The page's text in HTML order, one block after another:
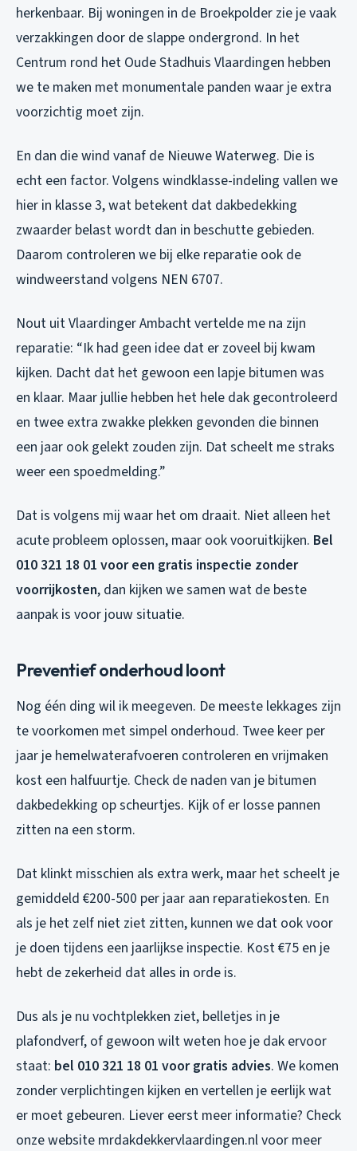
herkenbaar. Bij woningen in de Broekpolder zie je vaak
verzakkingen door de slappe ondergrond. In het
Centrum rond het Oude Stadhuis Vlaardingen hebben
we te maken met monumentale panden waar je extra
voorzichtig moet zijn.
En dan die wind vanaf de Nieuwe Waterweg. Die is
echt een factor. Volgens windklasse-indeling vallen we
hier in klasse 3, wat betekent dat dakbedekking
zwaarder belast wordt dan in beschutte gebieden.
Daarom controleren we bij elke reparatie ook de
windweerstand volgens NEN 6707.
Nout uit Vlaardinger Ambacht vertelde me na zijn
reparatie: “Ik had geen idee dat er zoveel bij kwam
kijken. Dacht dat het gewoon een lapje bitumen was
en klaar. Maar jullie hebben het hele dak gecontroleerd
en twee extra zwakke plekken gevonden die binnen
een jaar ook gelekt zouden zijn. Dat scheelt me straks
weer een spoedmelding.”
Dat is volgens mij waar het om draait. Niet alleen het
acute probleem oplossen, maar ook vooruitkijken. Bel
010 321 18 01 voor een gratis inspectie zonder
voorrijkosten, dan kijken we samen wat de beste
aanpak is voor jouw situatie.
Preventief onderhoud loont
Nog één ding wil ik meegeven. De meeste lekkages zijn
te voorkomen met simpel onderhoud. Twee keer per
jaar je hemelwaterafvoeren controleren en vrijmaken
kost een halfuurtje. Check de naden van je bitumen
dakbedekking op scheurtjes. Kijk of er losse pannen
zitten na een storm.
Dat klinkt misschien als extra werk, maar het scheelt je
gemiddeld €200-500 per jaar aan reparatiekosten. En
als je het zelf niet ziet zitten, kunnen we dat ook voor
je doen tijdens een jaarlijkse inspectie. Kost €75 en je
hebt de zekerheid dat alles in orde is.
Dus als je nu vochtplekken ziet, belletjes in je
plafondverf, of gewoon wilt weten hoe je dak ervoor
staat: bel 010 321 18 01 voor gratis advies. We komen
zonder verplichtingen kijken en vertellen je eerlijk wat
er moet gebeuren. Liever eerst meer informatie? Check
onze website mrdakdekkervlaardingen.nl voor meer